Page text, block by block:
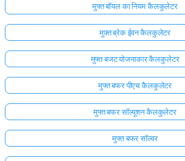
मुफ्त बॉयल का नियम कैलकुलेटर
मुफ़्त ब्रेक ईवन कैलकुलेटर
मुफ्त बजट योजनाकार कैलकुलेटर
मुफ्त बफर पीएच कैलकुलेटर
मुफ्त बफर सॉल्यूशन कैलकुलेटर
मुफ्त बफर सॉल्वर